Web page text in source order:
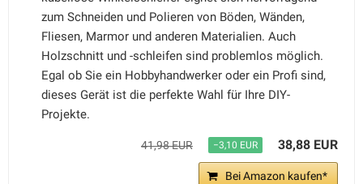
zum Schneiden und Polieren von Böden, Wänden,
Fliesen, Marmor und anderen Materialien. Auch
Holzschnitt und -schleifen sind problemlos möglich.
Egal ob Sie ein Hobbyhandwerker oder ein Profi sind,
dieses Gerät ist die perfekte Wahl für Ihre DIY-
Projekte.
41,98 EUR −3,10 EUR 38,88 EUR
Bei Amazon kaufen*